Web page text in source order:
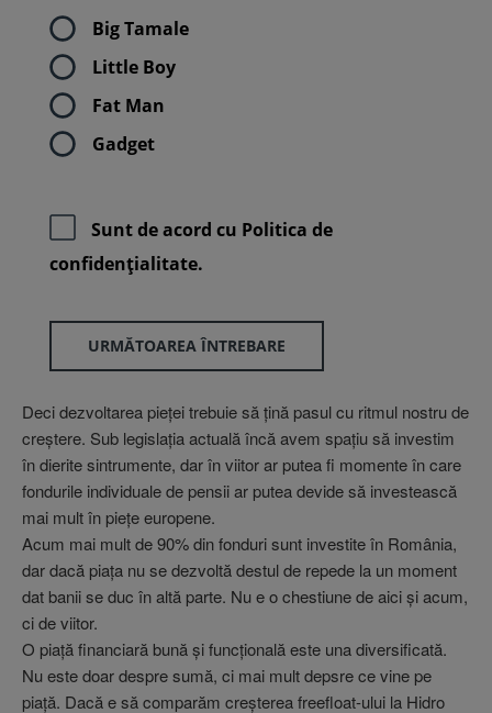
Big Tamale
Little Boy
Fat Man
Gadget
Sunt de acord cu Politica de
confidenţialitate.
URMĂTOAREA ÎNTREBARE
Deci dezvoltarea pieţei trebuie să ţină pasul cu ritmul nostru de
creştere. Sub legislaţia actuală încă avem spaţiu să investim
în dierite sintrumente, dar în viitor ar putea fi momente în care
fondurile individuale de pensii ar putea devide să investească
mai mult în pieţe europene.
Acum mai mult de 90% din fonduri sunt investite în România,
dar dacă piaţa nu se dezvoltă destul de repede la un moment
dat banii se duc în altă parte. Nu e o chestiune de aici şi acum,
ci de viitor.
O piaţă financiară bună şi funcţională este una diversificată.
Nu este doar despre sumă, ci mai mult depsre ce vine pe
piaţă. Dacă e să comparăm creşterea freefloat-ului la Hidro